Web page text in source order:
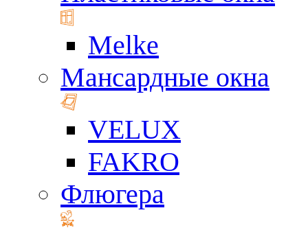
Melke
Мансардные окна
VELUX
FAKRO
Флюгера